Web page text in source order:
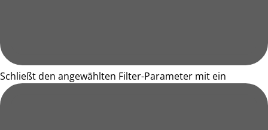
Schließt den angewählten Filter-Parameter mit ein